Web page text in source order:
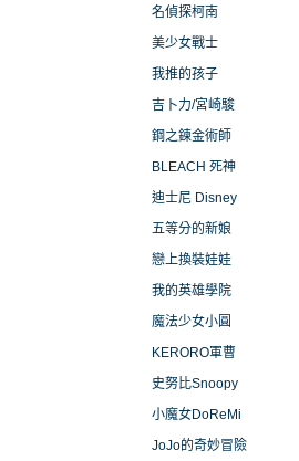
名偵探柯南
美少女戰士
我推的孩子
吉卜力/宮崎駿
鋼之鍊金術師
BLEACH 死神
迪士尼 Disney
五等分的新娘
戀上換裝娃娃
我的英雄學院
魔法少女小圓
KERORO軍曹
史努比Snoopy
小魔女DoReMi
JoJo的奇妙冒險